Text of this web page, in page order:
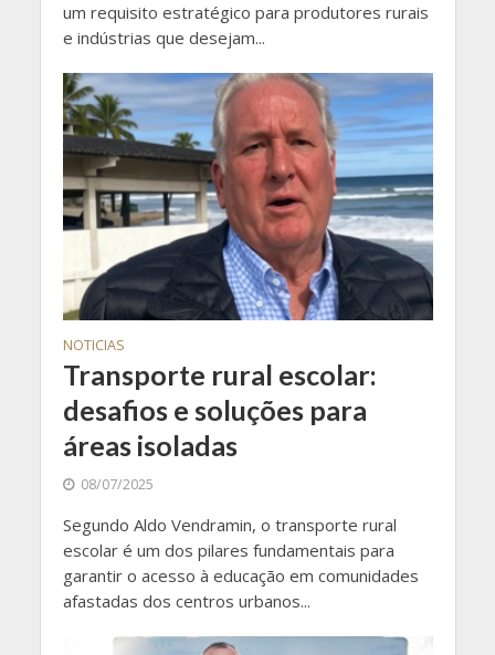
um requisito estratégico para produtores rurais
e indústrias que desejam...
NOTICIAS
Transporte rural escolar:
desafios e soluções para
áreas isoladas
08/07/2025
Segundo Aldo Vendramin, o transporte rural
escolar é um dos pilares fundamentais para
garantir o acesso à educação em comunidades
afastadas dos centros urbanos...